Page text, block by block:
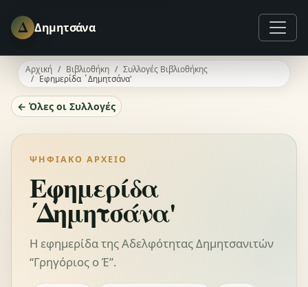
Δ Δημητσάνα
Αρχική Βιβλιοθήκη
Συλλογές Βιβλιοθήκης
Εφημερίδα ΄Δημητσάνα'
← Όλες οι Συλλογές
ΨΗΦΙΑΚΌ ΑΡΧΕΊΟ
Εφημερίδα
΄Δημητσάνα'
Η εφημερίδα της Αδελφότητας Δημητσανιτών
“Γρηγόριος ο Έ”.